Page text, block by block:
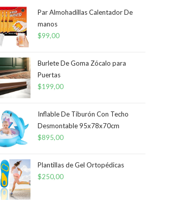
Par Almohadillas Calentador De
manos
$99,00
Burlete De Goma Zócalo para
Puertas
$199,00
Inflable De Tiburón Con Techo
Desmontable 95x78x70cm
$895,00
Plantillas de Gel Ortopédicas
$250,00